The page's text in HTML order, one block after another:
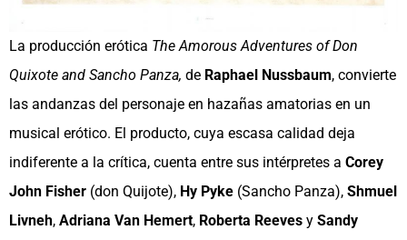
La producción erótica The Amorous Adventures of Don
Quixote and Sancho Panza, de Raphael Nussbaum, convierte
las andanzas del personaje en hazañas amatorias en un
musical erótico. El producto, cuya escasa calidad deja
indiferente a la crítica, cuenta entre sus intérpretes a Corey
John Fisher (don Quijote), Hy Pyke (Sancho Panza), Shmuel
Livneh, Adriana Van Hemert, Roberta Reeves y Sandy